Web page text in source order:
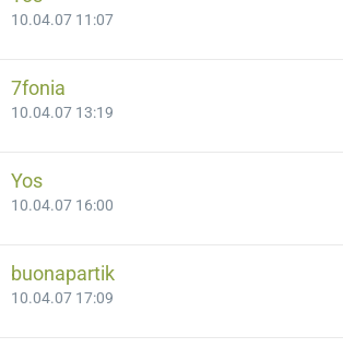
10.04.07 11:07
7fonia
10.04.07 13:19
Yos
10.04.07 16:00
buonapartik
10.04.07 17:09